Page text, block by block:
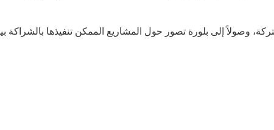
وصولاً إلى بلورة تصور حول المشاريع الممكن تنفيذها بالشراكة